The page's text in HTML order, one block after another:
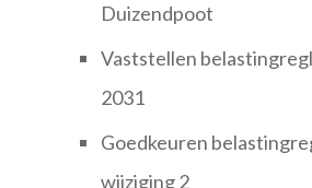
Duizendpoot
Vaststellen
2031
Goedkeuren
wijziging 2